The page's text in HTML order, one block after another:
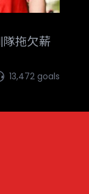
拖欠薪
13,472 goals